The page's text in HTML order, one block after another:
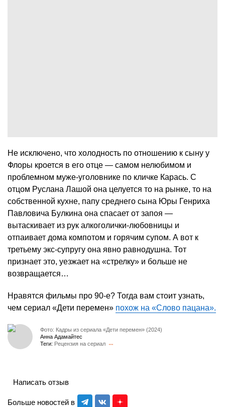
Не исключено, что холодность по отношению к сыну у
Флоры кроется в его отце — самом нелюбимом и
проблемном муже-уголовнике по кличке Карась. С
отцом Руслана Лашой она целуется то на рынке, то на
собственной кухне, папу среднего сына Юры Генриха
Павловича Булкина она спасает от запоя —
вытаскивает из рук алкоголички-любовницы и
отпаивает дома компотом и горячим супом. А вот к
третьему экс-супругу она явно равнодушна. Тот
признает это, уезжает на «стрелку» и больше не
возвращается…
Нравятся фильмы про 90-е? Тогда вам стоит узнать,
чем сериал «Дети перемен» похож на «Слово пацана».
Фото: Кадры из сериала «Дети перемен» (2024)
Анна Адамайтес
Теги: Рецензия на сериал
Больше новостей в
Написать отзыв